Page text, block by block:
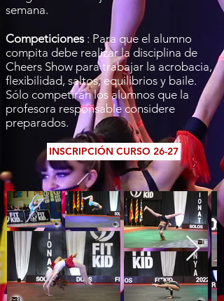
semana.
Competiciones: Para que el alumno
compita debe realizar la disciplina de
Cheers Show para trabajar la acrobacia,
flexibilidad, saltos, equilibrios y baile.
Sólo competirán los alumnos que la
profesora responsable considere
preparados.
INSCRIPCIÓN CURSO 26-27